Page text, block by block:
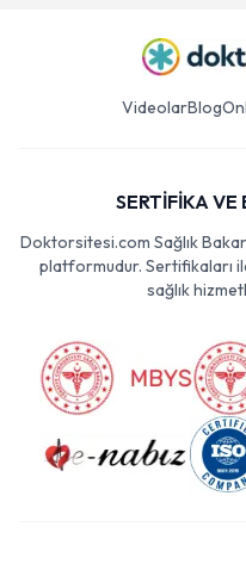
VideolarBlog
SERTİFİKA VE
Doktorsitesi.com Sağlık
platformudur. Sertifikaları
sağlık